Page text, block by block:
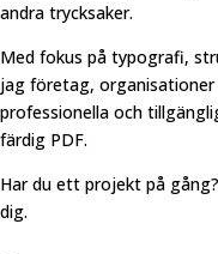
andra trycksaker.
Med fokus på typografi,
jag företag,
professionella och
färdig PDF.
Har du ett projekt på
dig.